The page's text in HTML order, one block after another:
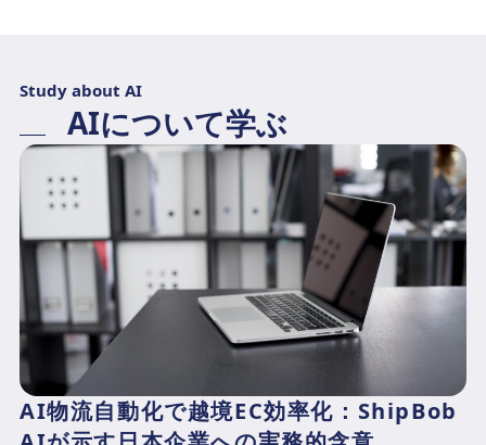
Study about AI
AIについて学ぶ
AI物流自動化で越境EC効率化：ShipBob